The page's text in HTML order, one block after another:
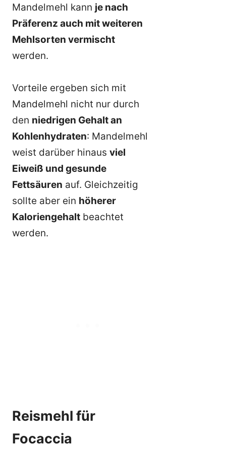
Mandelmehl kann je nach
Präferenz auch mit weiteren
Mehlsorten vermischt
werden.
Vorteile ergeben sich mit
Mandelmehl nicht nur durch
den niedrigen Gehalt an
Kohlenhydraten: Mandelmehl
weist darüber hinaus viel
Eiweiß und gesunde
Fettsäuren auf. Gleichzeitig
sollte aber ein höherer
Kaloriengehalt beachtet
werden.
Reismehl für
Focaccia